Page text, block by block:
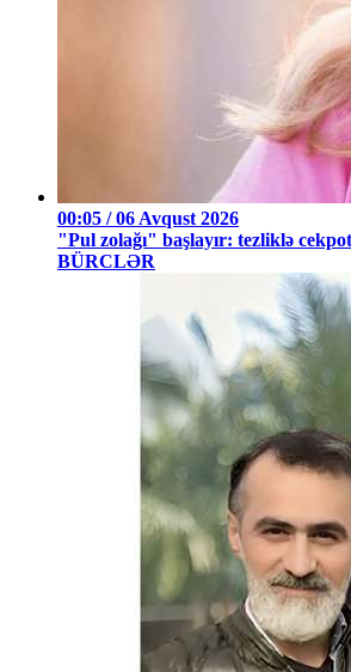
00:05 / 06 Avqust 2026
"Pul zolağı" başlayır: tezliklə
BÜRCLƏR